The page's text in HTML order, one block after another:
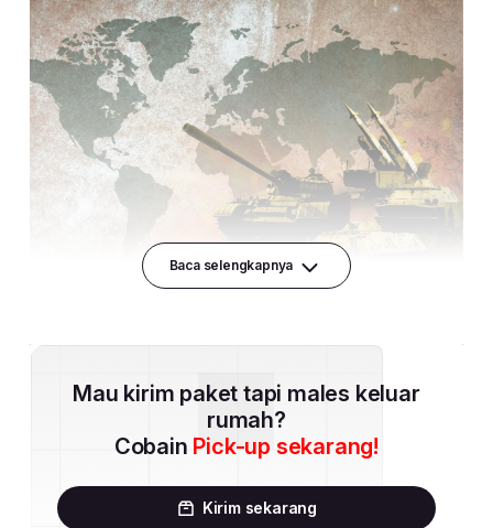
Baca selengkapnya
Mau kirim paket tapi males keluar
rumah?
Cobain Pick-up sekarang!
Kirim sekarang